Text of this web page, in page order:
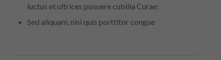
luctus et ultrices posuere cubilia Curae;
Sed aliquam, nisi quis porttitor congue